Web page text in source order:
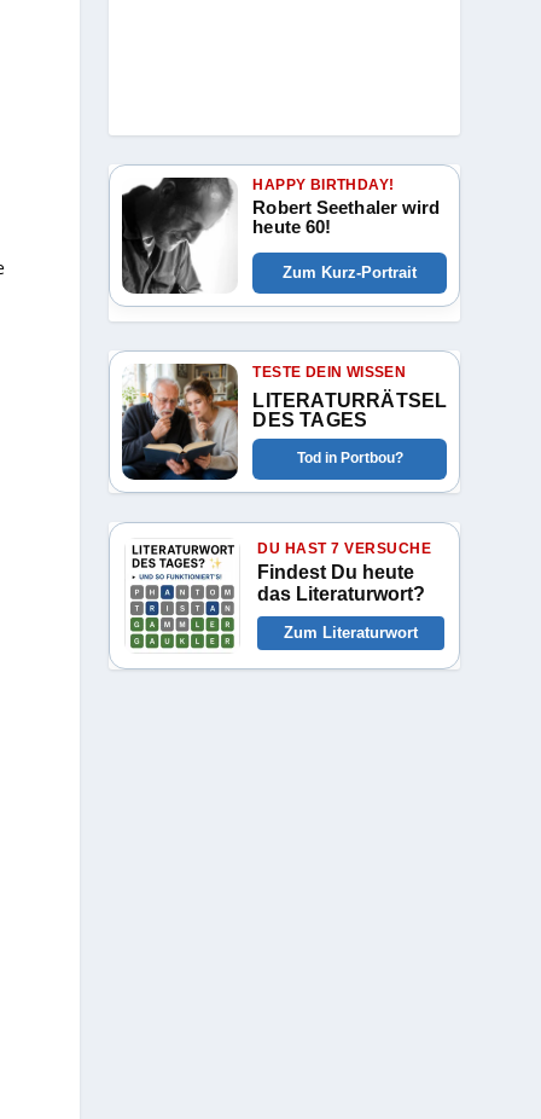
HAPPY BIRTHDAY!
Robert Seethaler wird
heute 60!
Zum Kurz-Portrait
TESTE DEIN WISSEN
LITERATURRÄTSEL
DES TAGES
Tod in Portbou?
DU HAST 7 VERSUCHE
Findest Du heute
das Literaturwort?
Zum Literaturwort